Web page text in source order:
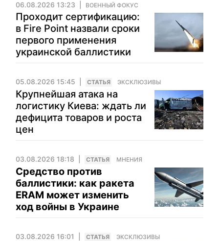
06.08.2026 13:23 ВОЕННЫЙ ФОКУС
Проходит сертификацию:
в Fire Point назвали сроки
первого применения
украинской баллистики
05.08.2026 15:45 CТАТЬЯ ЭКСКЛЮЗИВЫ
Крупнейшая атака на
логистику Киева: ждать ли
дефицита товаров и роста
цен
03.08.2026 18:18 CТАТЬЯ МНЕНИЯ
Средство против
баллистики: как ракета
ERAM может изменить
ход войны в Украине
03.08.2026 16:01 CТАТЬЯ ЭКСКЛЮЗИВЫ